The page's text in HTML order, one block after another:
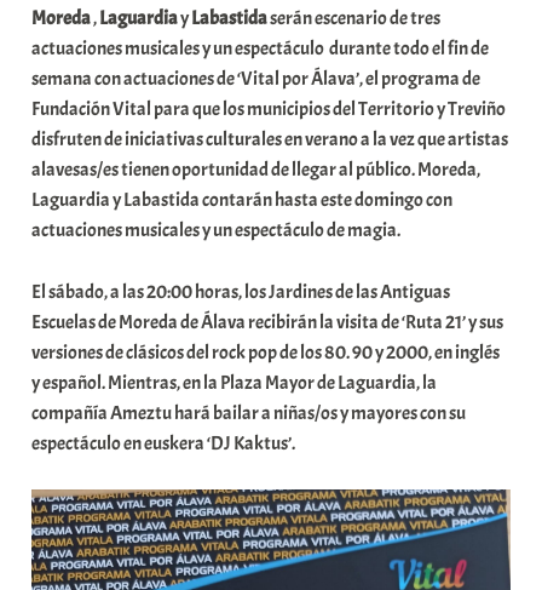
K
o
m
u
n
i
t
a
e
a
Moreda,LaguardiayLabastidaserán escenario de tres
actuaciones musicales y un espectáculo durante todo el fin de
semana con actuaciones de ‘Vital por Álava’, el programa de
Fundación Vital para que los municipios del Territorio y Treviño
disfruten de iniciativas culturales en verano a la vez que artistas
alavesas/es tienen oportunidad de llegar al público. Moreda,
Laguardia y Labastida contarán hasta este domingo con
actuaciones musicales y un espectáculo de magia.
El sábado, a las 20:00 horas, los Jardines de las Antiguas
Escuelas de Moreda de Álava recibirán la visita de ‘Ruta 21’ y sus
versiones de clásicos del rock pop de los 80. 90 y 2000, en inglés
y español. Mientras, en la Plaza Mayor de Laguardia, la
compañía Ameztu hará bailar a niñas/os y mayores con su
espectáculo en euskera ‘DJ Kaktus’.